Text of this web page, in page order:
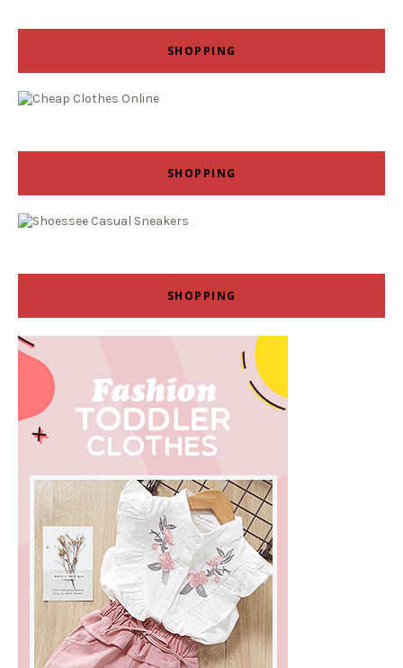
SHOPPING
SHOPPING
SHOPPING